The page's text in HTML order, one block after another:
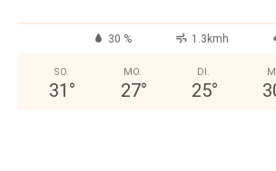
30 % 1.3kmh
SO.
31 °
MO.
27°
DI.
25°